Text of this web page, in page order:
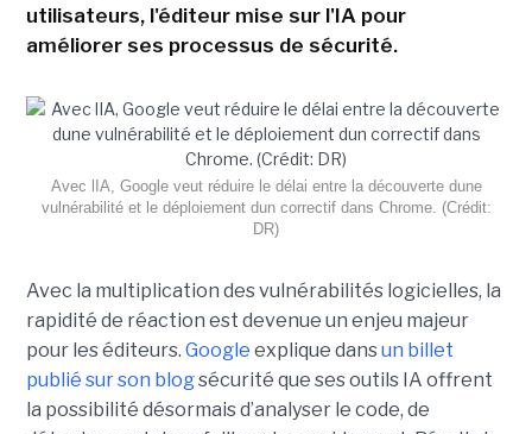
utilisateurs, l'éditeur mise sur l'IA pour
améliorer ses processus de sécurité.
Avec lIA, Google veut réduire le délai entre la découverte dune
vulnérabilité et le déploiement dun correctif dans Chrome. (Crédit:
DR)
Avec la multiplication des vulnérabilités logicielles, la
rapidité de réaction est devenue un enjeu majeur
pour les éditeurs. Google explique dansun billet
publié sur son blogsécurité que ses outils IA offrent
la possibilité désormais d’analyser le code, de